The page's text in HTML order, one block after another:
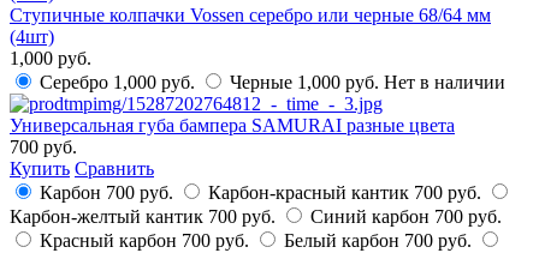
Ступичные колпачки Vossen серебро или черные 68/64 мм
(4шт)
1,000 руб.
Серебро 1,000 руб. Черные 1,000 руб. Нет в наличии
Универсальная губа бампера SAMURAI разные цвета
700 руб.
Купить Сравнить
Карбон 700 руб. Карбон-красный кантик 700 руб.
Карбон-желтый кантик 700 руб. Синий карбон 700 руб.
Красный карбон 700 руб. Белый карбон 700 руб.